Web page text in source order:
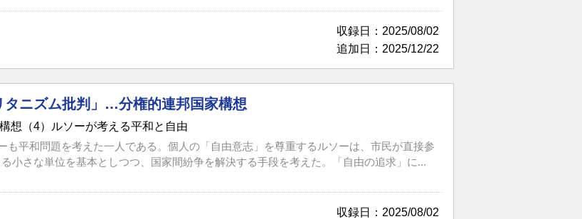
収録日：2025/08/02
追加日：2025/12/22
タニズム批判」…分権的連邦国家構想
想（4）ルソーが考える平和と自由
も平和問題を考えた一人である。個人の「自由意志」を尊重するルソーは、市民が直接参
小さな単位を基本としつつ、国家間紛争を解決する手段を考えた。「自由の追求」に...
収録日：2025/08/02